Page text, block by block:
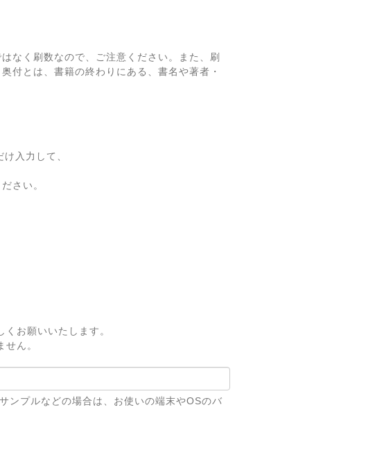
なく刷数なので、ご注意ください。また、刷
付とは、書籍の終わりにある、書名や著者・
入力して、
さい。
お願いいたします。
ん。
ンプルなどの場合は、お使いの端末やOSのバ